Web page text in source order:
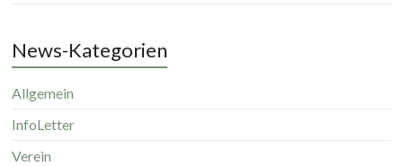
News-Kategorien
Allgemein
InfoLetter
Verein